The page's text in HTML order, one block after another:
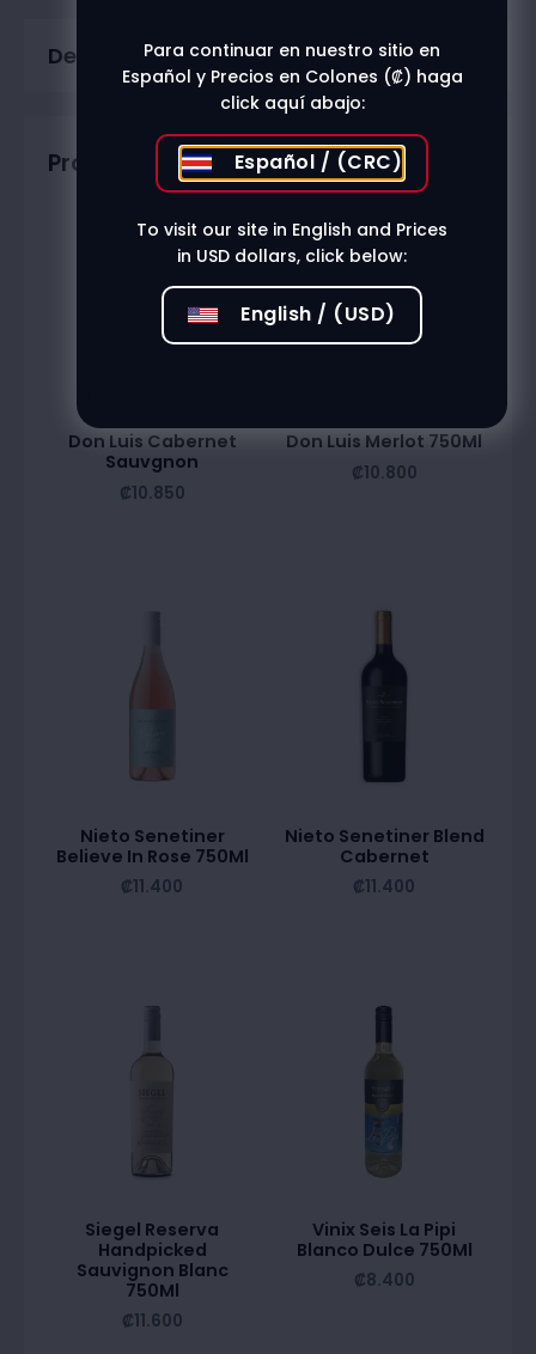
Description
Productos relacionados
Don Luis Cabernet
Sauvgnon
₡10.850
Don Luis Merlot 750Ml
₡10.800
Nieto Senetiner
Believe In Rose 750Ml
₡11.400
Nieto Senetiner Blend
Cabernet
₡11.400
Siegel Reserva
Handpicked
Sauvignon Blanc
750Ml
₡11.600
Vinix Seis La Pipi
Blanco Dulce 750Ml
₡8.400
Para continuar en nuestro sitio en
Español y Precios en Colones (₡) haga
click aquí abajo:
Español / (CRC)
To visit our site in English and Prices
in USD dollars, click below:
English / (USD)